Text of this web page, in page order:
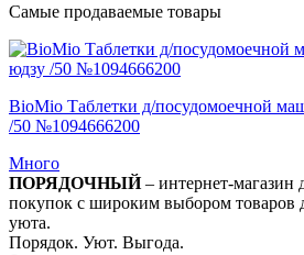
Самые продаваемые товары
BioMio Таблетки д/посудомоечной
/50 №1094666200
Много
ПОРЯДОЧНЫЙ– интернет-магазин
покупок с широким выбором товаров
уюта.
Порядок. Уют. Выгода.